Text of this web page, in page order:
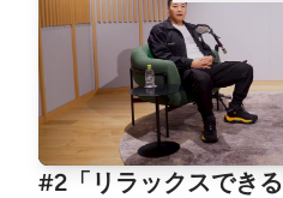
#2「リラックスできる